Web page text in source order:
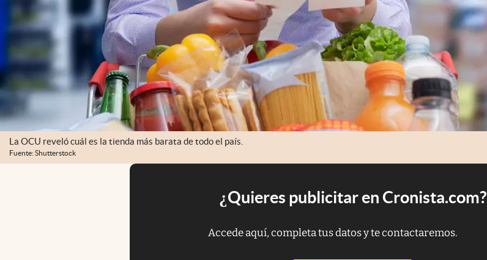
La OCU reveló cuál es la tienda más barata de todo el país.
Fuente: Shutterstock
¿Quieres publicitar en Cronista.com?
Accede aquí, completa tus datos y te contactaremos.